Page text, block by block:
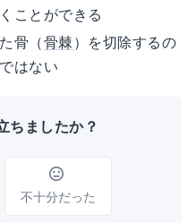
ことができる
骨（骨棘 ）を切除するの
はない
ちましたか？
不十分だった